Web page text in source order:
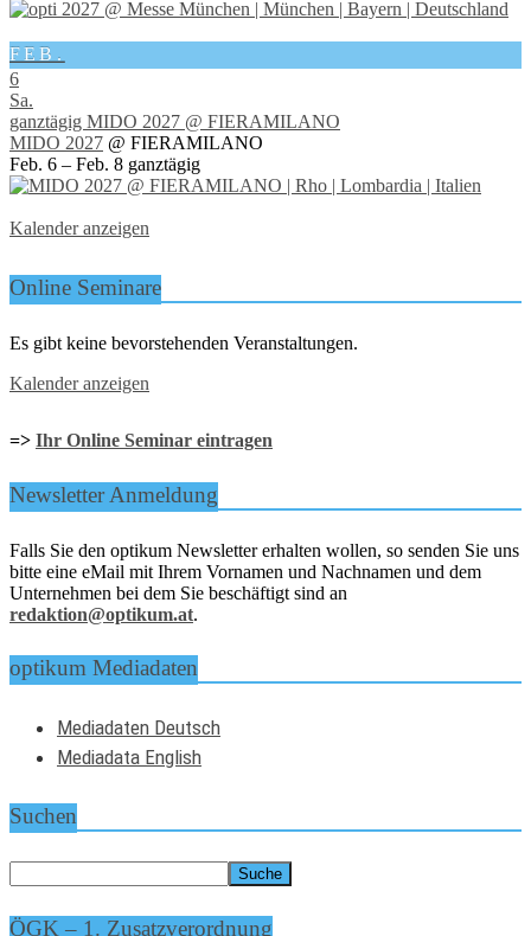
FEB.
6
Sa.
ganztägig MIDO 2027 @ FIERAMILANO
MIDO 2027 @ FIERAMILANO
Feb. 6 – Feb. 8 ganztägig
Kalender anzeigen
Online Seminare
Es gibt keine bevorstehenden Veranstaltungen.
Kalender anzeigen
=> Ihr Online Seminar eintragen
Newsletter Anmeldung
Falls Sie den optikum Newsletter erhalten wollen, so senden Sie uns
bitte eine eMail mit Ihrem Vornamen und Nachnamen und dem
Unternehmen bei dem Sie beschäftigt sind an
redaktion@optikum.at.
optikum Mediadaten
Mediadaten Deutsch
Mediadata English
Suchen
ÖGK – 1. Zusatzverordnung